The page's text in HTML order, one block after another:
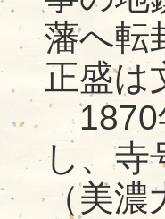
藩へ転
正盛は
1870
し、寺
（美